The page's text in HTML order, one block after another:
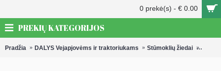
0 prekė(s) - € 0.00
PREKIŲ KATEGORIJOS
Pradžia DALYS Vejapjovėms ir traktoriukams Stūmoklių žiedai